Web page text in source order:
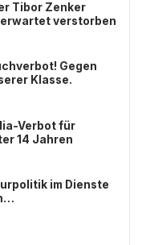
Tibor Zenker
verstorben
Gegen
Klasse.
Verbot für
14 Jahren
im Dienste